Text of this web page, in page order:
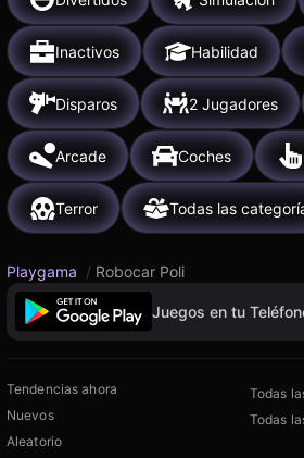
Inactivos Habilidad
Disparos 2 Jugadores
Arcade Coches
Terror Todas las
Playgama / Robocar Poli
Juegos en tu
Tendencias ahora
Nuevos
Aleatorio
Todas
Todas